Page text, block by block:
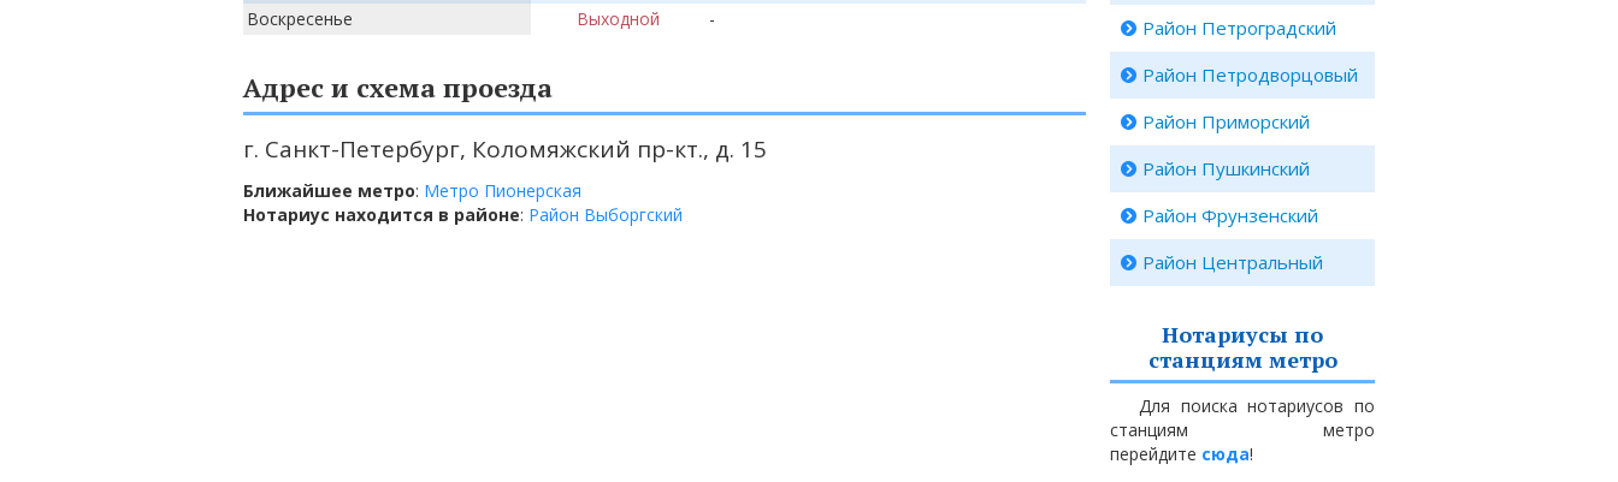
Воскресенье
Выходной -
Адрес и схема проезда
г. Санкт-Петербург, Коломяжский пр-кт., д. 15
Ближайшее метро: Метро Пионерская
Нотариус находится в районе: Район Выборгский
Район Петроградский
Район Петродворцовый
Район Приморский
Район Пушкинский
Район Фрунзенский
Район Центральный
Нотариусы по
станциям метро
Для поиска нотариусов по
станциям метро
перейдите сюда!